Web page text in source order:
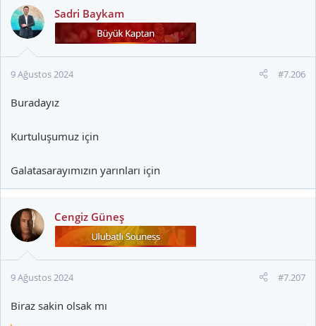
k
i
l
:
Sadri Baykam
9 Ağustos 2024 #7.206
Buradayız
Kurtuluşumuz için
Galatasarayımızın yarınları için
Cengiz Güneş
9 Ağustos 2024 #7.207
Biraz sakin olsak mı